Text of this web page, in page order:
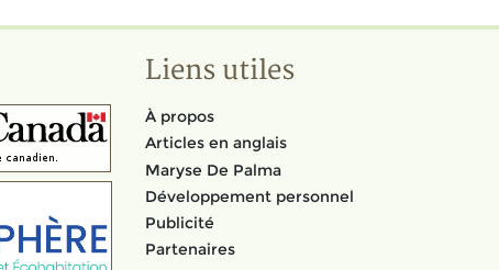
Liens utiles
À propos
Articles en anglais
Maryse De Palma
Développement personnel
Publicité
Partenaires